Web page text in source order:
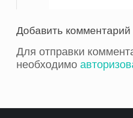
Добавить комментарий
Для отправки
необходимо